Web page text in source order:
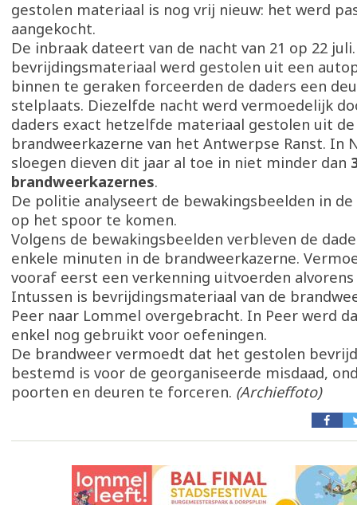
gestolen materiaal is nog vrij nieuw: het werd
aangekocht.
De inbraak dateert van de nacht van 21 op 22
bevrijdingsmateriaal werd gestolen uit een
binnen te geraken forceerden de daders een
stelplaats. Diezelfde nacht werd vermoedelijk
daders exact hetzelfde materiaal gestolen uit de
brandweerkazerne van het Antwerpse Ranst. In
sloegen dieven dit jaar al toe in niet minder dan
brandweerkazernes.
De politie analyseert de bewakingsbeelden in
op het spoor te komen.
Volgens de bewakingsbeelden verbleven de
enkele minuten in de brandweerkazerne.
vooraf eerst een verkenning uitvoerden
Intussen is bevrijdingsmateriaal van de
Peer naar Lommel overgebracht. In Peer werd
enkel nog gebruikt voor oefeningen.
De brandweer vermoedt dat het gestolen
bestemd is voor de georganiseerde misdaad,
poorten en deuren te forceren. (Archieffoto)